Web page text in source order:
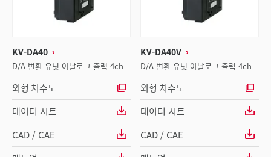
KV-DA40
D/A 변환 유닛 아날로그 출력 4ch
외형 치수도
데이터 시트
CAD / CAE
KV-DA40V
D/A 변환 유닛 아날로그 출력 4ch
외형 치수도
데이터 시트
CAD / CAE